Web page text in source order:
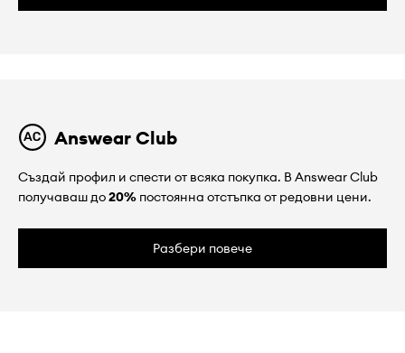
Answear Club
Създай профил и спести от всяка покупка. В Answear Club
получаваш до20% постоянна отстъпка от редовни цени.
Разбери повече